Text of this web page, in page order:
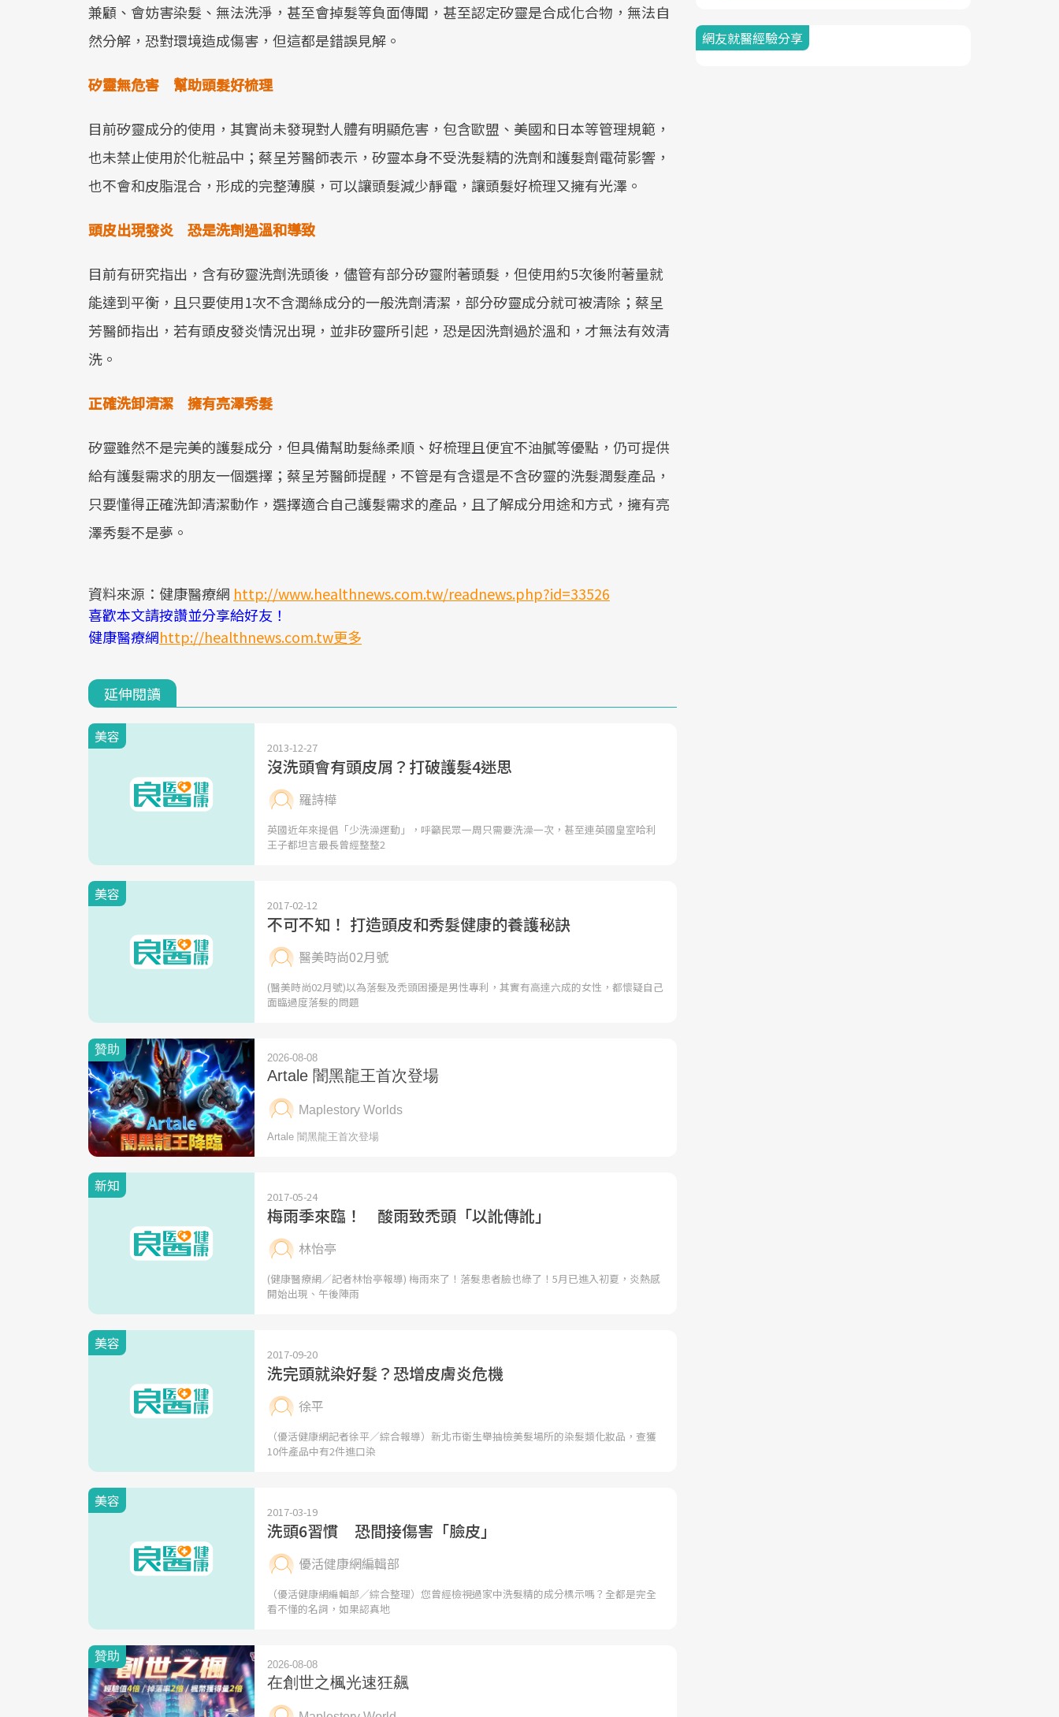
兼顧、會妨害染髮、無法洗淨，甚至會掉髮等負面傳聞，甚至認定矽靈是合成化合物，無法自
然分解，恐對環境造成傷害，但這都是錯誤見解。
矽靈無危害 幫助頭髮好梳理
目前矽靈成分的使用，其實尚未發現對人體有明顯危害，包含歐盟、美國和日本等管理規範，
也未禁止使用於化粧品中；蔡呈芳醫師表示，矽靈本身不受洗髮精的洗劑和護髮劑電荷影響，
也不會和皮脂混合，形成的完整薄膜，可以讓頭髮減少靜電，讓頭髮好梳理又擁有光澤。
頭皮出現發炎 恐是洗劑過溫和導致
目前有研究指出，含有矽靈洗劑洗頭後，儘管有部分矽靈附著頭髮，但使用約5次後附著量就
能達到平衡，且只要使用1次不含潤絲成分的一般洗劑清潔，部分矽靈成分就可被清除；蔡呈
芳醫師指出，若有頭皮發炎情況出現，並非矽靈所引起，恐是因洗劑過於溫和，才無法有效清
洗。
正確洗卸清潔 擁有亮澤秀髮
矽靈雖然不是完美的護髮成分，但具備幫助髮絲柔順、好梳理且便宜不油膩等優點，仍可提供
給有護髮需求的朋友一個選擇；蔡呈芳醫師提醒，不管是有含還是不含矽靈的洗髮潤髮產品，
只要懂得正確洗卸清潔動作，選擇適合自己護髮需求的產品，且了解成分用途和方式，擁有亮
澤秀髮不是夢。
資料來源：健康醫療網 http://www.healthnews.com.tw/readnews.php?id=33526
喜歡本文請按讚並分享給好友！
健康醫療網http://healthnews.com.tw更多
延伸閱讀
美容
2013-12-27
沒洗頭會有頭皮屑？打破護髮4迷思
羅詩樺
英國近年來提倡「少洗澡運動」，呼籲民眾一周只需要洗澡一次，甚至連英國皇室哈利
王子都坦言最長曾經整整2
美容
2017-02-12
不可不知！ 打造頭皮和秀髮健康的養護秘訣
醫美時尚02月號
(醫美時尚02月號)以為落髮及禿頭困擾是男性專利，其實有高達六成的女性，都懷疑自己
面臨過度落髮的問題
新知
2017-05-24
梅雨季來臨！ 酸雨致禿頭「以訛傳訛」
林怡亭
(健康醫療網／記者林怡亭報導) 梅雨來了！落髮患者臉也綠了！5月已進入初夏，炎熱感
開始出現、午後陣雨
美容
2017-09-20
洗完頭就染好髮？恐增皮膚炎危機
徐平
（優活健康網記者徐平／綜合報導）新北市衛生舉抽檢美髮場所的染髮類化妝品，查獲
10件產品中有2件進口染
美容
2017-03-19
洗頭6習慣 恐間接傷害「臉皮」
優活健康網編輯部
（優活健康網編輯部／綜合整理）您曾經檢視過家中洗髮精的成分標示嗎？全都是完全
看不懂的名詞，如果認真地
網友就醫經驗分享